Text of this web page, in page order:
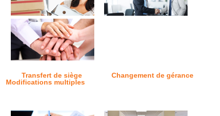
Transfert de siège
Changement de gérance
Modifications multiples